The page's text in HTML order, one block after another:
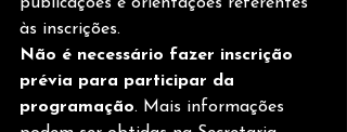
às inscrições.
Não é necessário fazer inscrição
prévia para participar da
programação. Mais informações